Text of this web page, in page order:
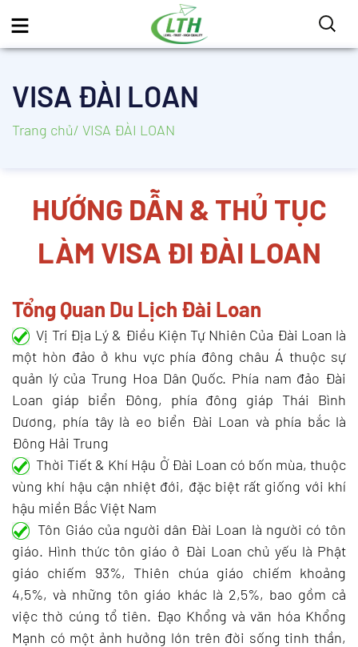
VISA ĐÀI LOAN
Trang chủ/ VISA ĐÀI LOAN
HƯỚNG DẪN & THỦ TỤC
LÀM VISA ĐI ĐÀI LOAN
Tổng Quan Du Lịch Đài Loan
Vị Trí Địa Lý & Điều Kiện Tự Nhiên Của Đài Loan là
một hòn đảo ở khu vực phía đông châu Á thuộc sự
quản lý của Trung Hoa Dân Quốc. Phía nam đảo Đài
Loan giáp biển Đông, phía đông giáp Thái Bình
Dương, phía tây là eo biển Đài Loan và phía bắc là
Đông Hải Trung
Thời Tiết & Khí Hậu Ở Đài Loan có bốn mùa, thuộc
vùng khí hậu cận nhiệt đới, đặc biệt rất giống với khí
hậu miền Bắc Việt Nam
Tôn Giáo của người dân Đài Loan là người có tôn
giáo. Hình thức tôn giáo ở Đài Loan chủ yếu là Phật
giáo chiếm 93%, Thiên chúa giáo chiếm khoảng
4,5%, và những tôn giáo khác là 2,5%, bao gồm cả
việc thờ cúng tổ tiên. Đạo Khổng và văn hóa Khổng
Mạnh có một ảnh hưởng lớn trên đời sống tinh thần,